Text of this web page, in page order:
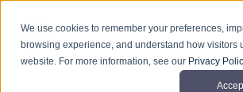
We use cookies to remember your preferences,
browsing experience, and understand how visitors
website. For more information, see our Privacy